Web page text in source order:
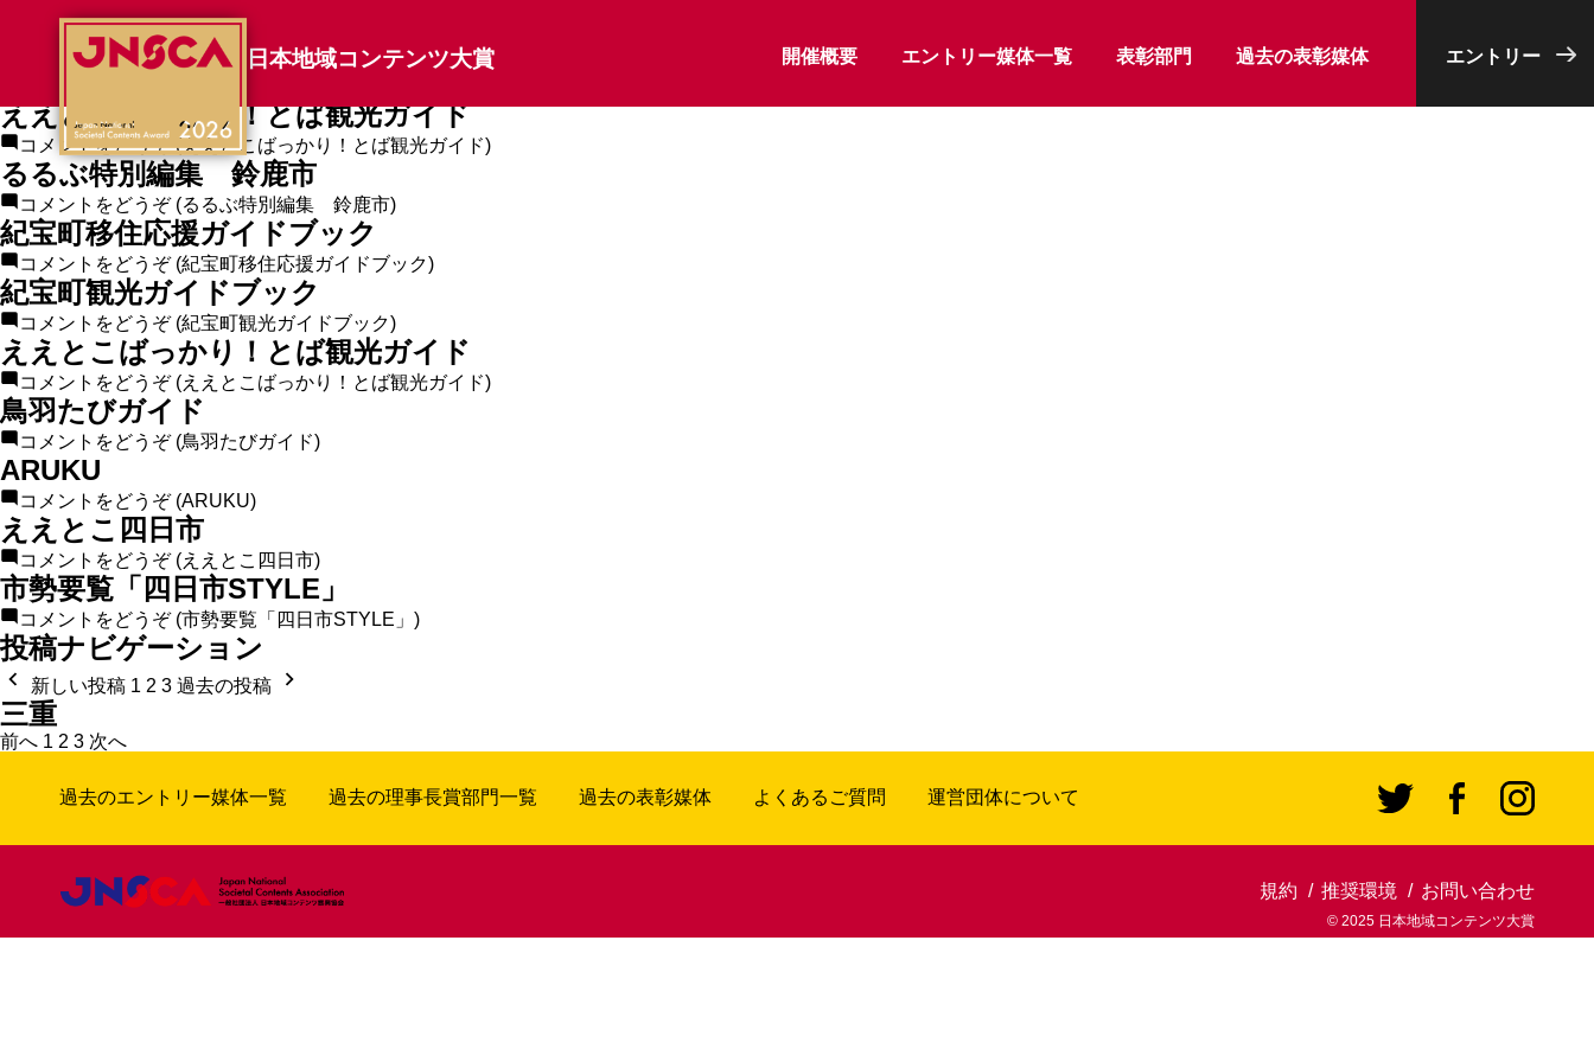
日本地域コンテンツ大賞 開催概要 エントリー媒体一覧 表彰部門 過去の表彰媒体 エントリー
エリアカテゴリのアーカイブ:
鳥羽たびガイド
ええとこばっかり！とば観光ガイド
コメントをどうぞ(ええとこばっかり！とば観光ガイド)
るるぶ特別編集 鈴鹿市
コメントをどうぞ(るるぶ特別編集 鈴鹿市)
紀宝町移住応援ガイドブック
コメントをどうぞ(紀宝町移住応援ガイドブック)
紀宝町観光ガイドブック
コメントをどうぞ(紀宝町観光ガイドブック)
ええとこばっかり！とば観光ガイド
コメントをどうぞ(ええとこばっかり！とば観光ガイド)
鳥羽たびガイド
コメントをどうぞ(鳥羽たびガイド)
ARUKU
コメントをどうぞ(ARUKU)
ええとこ四日市
コメントをどうぞ(ええとこ四日市)
市勢要覧「四日市STYLE」
コメントをどうぞ(市勢要覧「四日市STYLE」)
投稿ナビゲーション
新しい投稿 1 2 3 過去の投稿
三重
前へ 1 2 3 次へ
過去のエントリー媒体一覧 過去の理事長賞部門一覧 過去の表彰媒体 よくあるご質問 運営団体について
規約 推奨環境 お問い合わせ
© 2025 日本地域コンテンツ大賞